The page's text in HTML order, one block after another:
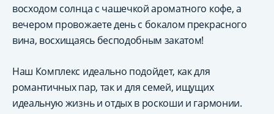
восходом солнца с чашечкой ароматного кофе, а
вечером провожаете день с бокалом прекрасного
вина, восхищаясь бесподобным закатом!
Наш Комплекс идеально подойдет, как для
романтичных пар, так и для семей, ищущих
идеальную жизнь и отдых в роскоши и гармонии.